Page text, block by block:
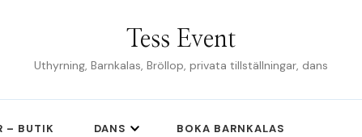
Tess Event
Uthyrning, Barnkalas, Bröllop, privata tillställningar, dans
– BUTIK DANS BOKA BARNKALAS